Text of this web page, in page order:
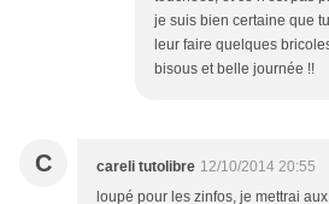
je suis bien certaine que
leur faire quelques
bisous et belle journée !!
C careli tutolibre 12/10/2014 20:55
loupé pour les zinfos, je mettrai